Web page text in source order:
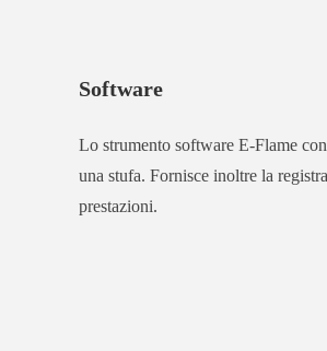
Software
Lo strumento software E-Flame
una stufa. Fornisce inoltre la
prestazioni.